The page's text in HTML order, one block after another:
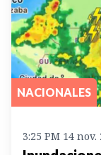
NACIONALES
3:25 PM 14 nov.